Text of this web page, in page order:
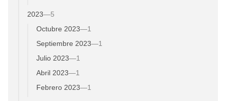
2023—5
Octubre 2023—1
Septiembre 2023—1
Julio 2023—1
Abril 2023—1
Febrero 2023—1